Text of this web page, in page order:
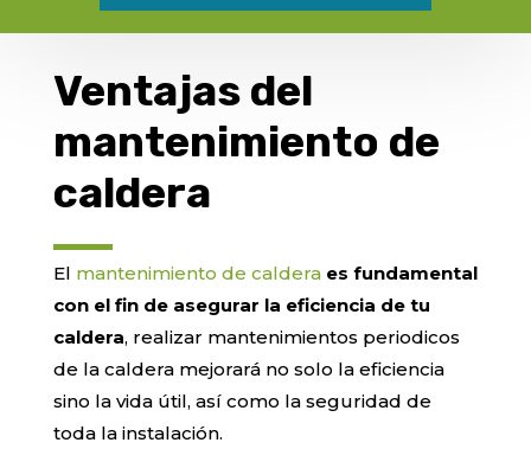
Ventajas del
mantenimiento de
caldera
El mantenimiento de caldera es fundamental
con el fin de asegurar la eficiencia de tu
caldera, realizar mantenimientos periodicos
de la caldera mejorará no solo la eficiencia
sino la vida útil, así como la seguridad de
toda la instalación.